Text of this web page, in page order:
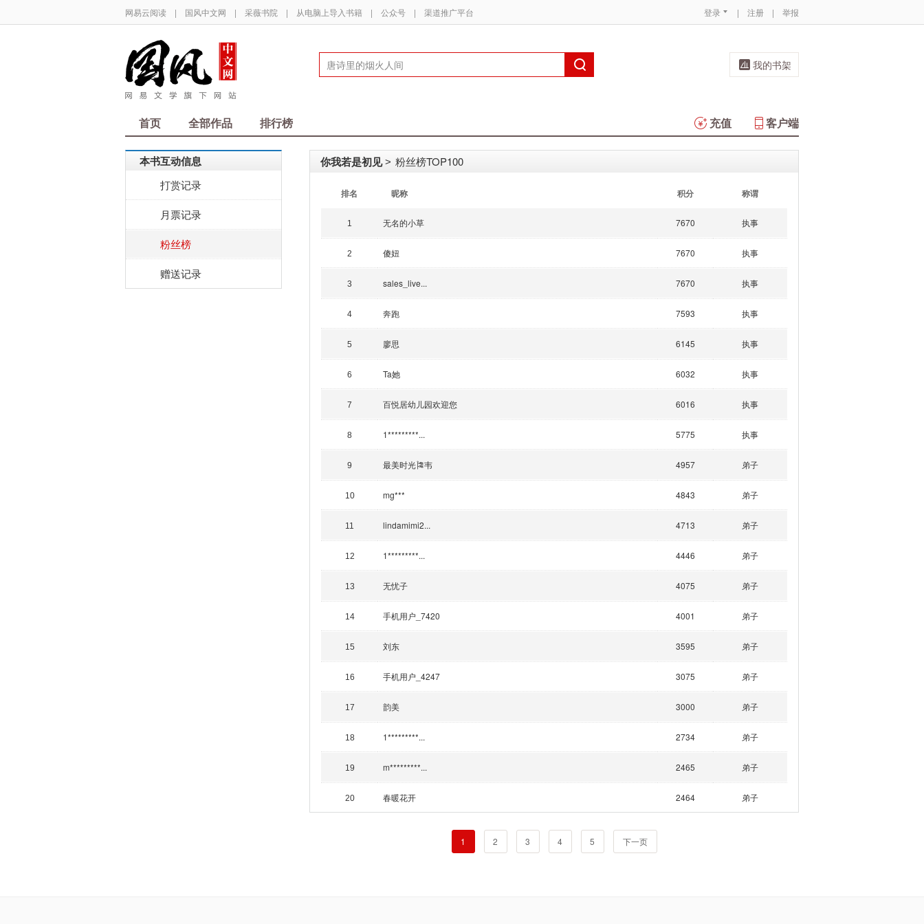
网易云阅读 | 国风中文网 | 采薇书院 | 从电脑上导入书籍 | 公众号 | 渠道推广平台 登录 | 注册 | 举报
我的书架
首页 全部作品 排行榜 客户端
充值
本书互动信息
打赏记录
月票记录
粉丝榜
赠送记录
你我若是初见 > 粉丝榜TOP100
排名 昵称 积分 称谓
1 无名的小草 7670 执事
2 傻妞 7670 执事
3 sales_live... 7670 执事
4 奔跑 7593 执事
5 廖思 6145 执事
6 Ta她 6032 执事
7 百悦居幼儿园欢迎您 6016 执事
8 1*********... 5775 执事
9 最美时光🎏韦 4957 弟子
10 mg*** 4843 弟子
11 lindamimi2... 4713 弟子
12 1*********... 4446 弟子
13 无忧子 4075 弟子
14 手机用户_7420 4001 弟子
15 刘东 3595 弟子
16 手机用户_4247 3075 弟子
17 韵美 3000 弟子
18 1*********... 2734 弟子
19 m*********... 2465 弟子
20 春暖花开 2464 弟子
1 2 3 4 5 下一页